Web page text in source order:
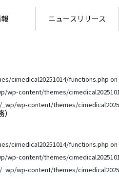
ニュースリリース
cimedical20251014/functions.php on
wp-content/themes/
wp-content/themes/
cimedical20251014/functions.php on
wp-content/themes/
wp-content/themes/